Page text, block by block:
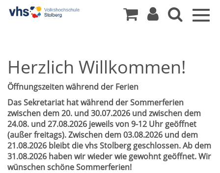
Herzlich Willkommen!
Öffnungszeiten während der Ferien
Das Sekretariat hat während der Sommerferien
zwischen dem 20. und 30.07.2026 und zwischen dem
24.08. und 27.08.2026 jeweils von 9-12 Uhr geöffnet
(außer freitags). Zwischen dem 03.08.2026 und dem
21.08.2026 bleibt die vhs Stolberg geschlossen. Ab dem
31.08.2026 haben wir wieder wie gewohnt geöffnet. Wir
wünschen schöne Sommerferien!